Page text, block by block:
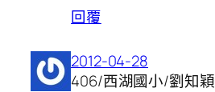
回覆
2012-04-28
406/西湖國小/劉知穎